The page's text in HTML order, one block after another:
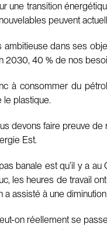
une transition
peuvent
ambitieuse dans ses
2030, 40 % de nos
à consommer du
le plastique.
devons faire preuve
Est.
pas banale est qu’il y a
les heures de travail
a assisté à une
on réellement se